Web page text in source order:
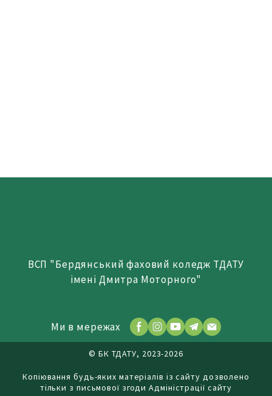
ВСП "Бердянський фаховий коледж ТДАТУ
імені Дмитра Моторного"
Ми в мережах
© БК ТДАТУ, 2023-2026
Копіювання будь-яких матеріалів із сайту дозволено
тільки з письмової згоди Адміністрації сайту